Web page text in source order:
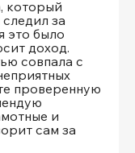
который
за
это было
доход.
совпала с
проверенную
и
сам за